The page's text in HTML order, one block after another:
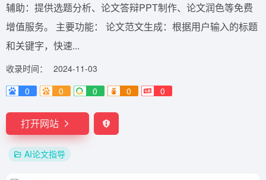
辅助：提供选题分析、论文答辩PPT制作、论文润色等免费
增值服务。 主要功能： 论文范文生成：根据用户输入的标题
和关键字，快速...
收录时间：
2024-11-03
0
0 0 0 0
打开网站
AI论文指导